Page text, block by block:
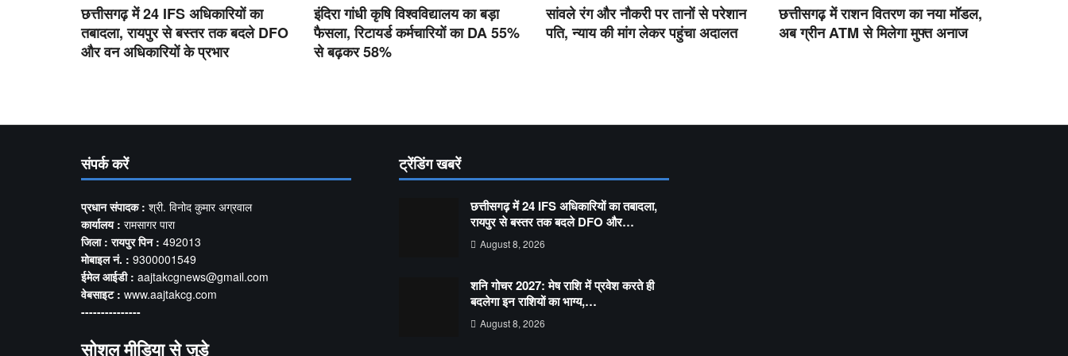
छत्तीसगढ़ में 24 IFS अधिकारियों का
तबादला, रायपुर से बस्तर तक बदले DFO
और वन अधिकारियों के प्रभार
इंदिरा गांधी कृषि विश्वविद्यालय का बड़ा
फैसला, रिटायर्ड कर्मचारियों का DA 55%
से बढ़कर 58%
सांवले रंग और नौकरी पर तानों से परेशान
पति, न्याय की मांग लेकर पहुंचा अदालत
छत्तीसगढ़ में राशन वितरण का नया मॉडल,
अब ग्रीन ATM से मिलेगा मुफ्त अनाज
संपर्क करें
प्रधान संपादक : श्री. विनोद कुमार अग्रवाल
कार्यालय : रामसागर पारा
जिला : रायपुर पिन : 492013
मोबाइल नं. : 9300001549
ईमेल आईडी : aajtakcgnews@gmail.com
वेबसाइट : www.aajtakcg.com
---------------
सोशल मीडिया से जुड़े
ट्रेंडिंग खबरें
छत्तीसगढ़ में 24 IFS अधिकारियों का तबादला,
रायपुर से बस्तर तक बदले DFO और…
August 8, 2026
शनि गोचर 2027: मेष राशि में प्रवेश करते ही
बदलेगा इन राशियों का भाग्य,…
August 8, 2026